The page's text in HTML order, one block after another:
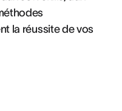
la réussite de vos